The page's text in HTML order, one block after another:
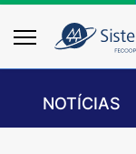
NOTÍCIAS